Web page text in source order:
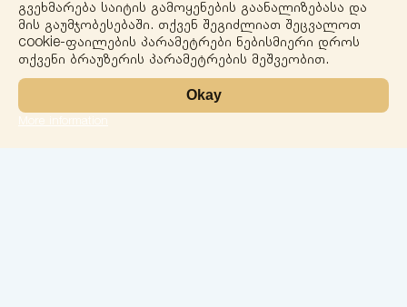
+
−
გვეხმარება საიტის გამოყენების გაანალიზებასა და
მის გაუმჯობესებაში. თქვენ შეგიძლიათ შეცვალოთ
cookie-ფაილების პარამეტრები ნებისმიერი დროს
თქვენი ბრაუზერის პარამეტრების მეშვეობით.
Okay
More information